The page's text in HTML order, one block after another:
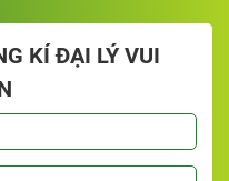
KÍ ĐẠI LÝ VUI